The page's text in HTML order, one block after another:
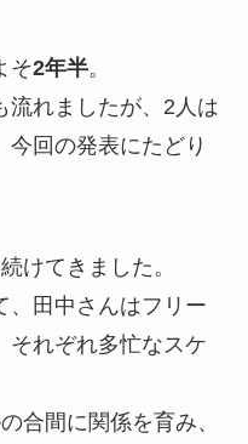
そ2年半。
流れましたが、2人は
今回の発表にたどり
けてきました。
、田中さんはフリー
それぞれ多忙なスケ
合間に関係を育み、